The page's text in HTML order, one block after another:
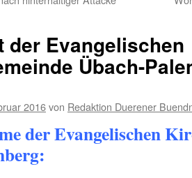
der Evangelischen
Übach-
2016von Redaktion Duerener
der Evangelischen